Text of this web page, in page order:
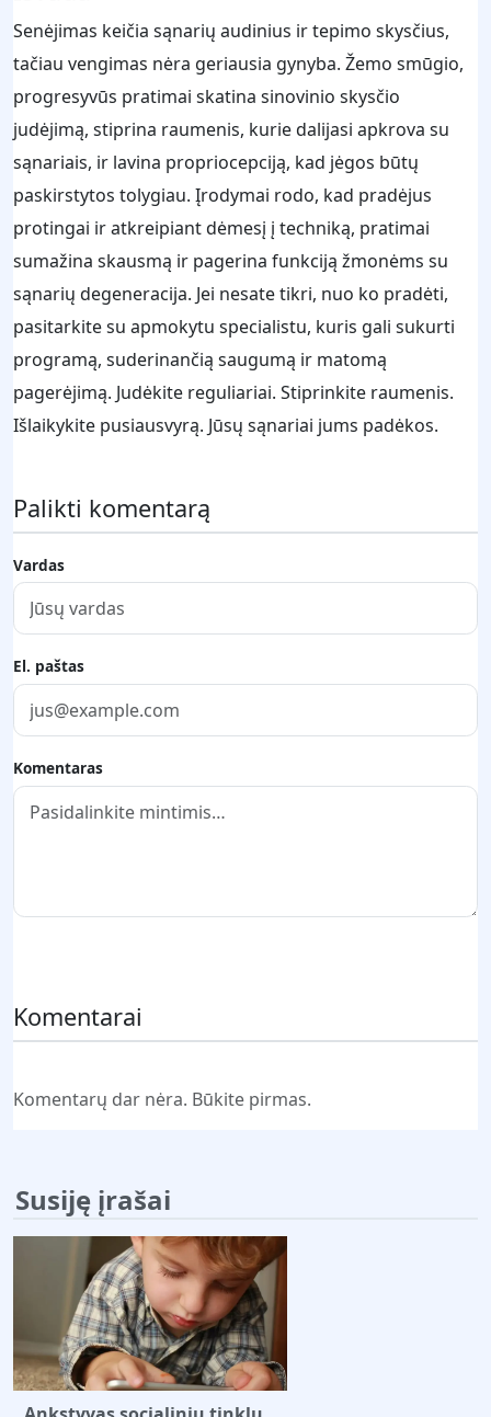
Senėjimas keičia sąnarių audinius ir tepimo skysčius,
tačiau vengimas nėra geriausia gynyba. Žemo smūgio,
progresyvūs pratimai skatina sinovinio skysčio
judėjimą, stiprina raumenis, kurie dalijasi apkrova su
sąnariais, ir lavina propriocepciją, kad jėgos būtų
paskirstytos tolygiau. Įrodymai rodo, kad pradėjus
protingai ir atkreipiant dėmesį į techniką, pratimai
sumažina skausmą ir pagerina funkciją žmonėms su
sąnarių degeneracija. Jei nesate tikri, nuo ko pradėti,
pasitarkite su apmokytu specialistu, kuris gali sukurti
programą, suderinančią saugumą ir matomą
pagerėjimą. Judėkite reguliariai. Stiprinkite raumenis.
Išlaikykite pusiausvyrą. Jūsų sąnariai jums padėkos.
Palikti komentarą
Vardas
El. paštas
Komentaras
Komentarai
Komentarų dar nėra. Būkite pirmas.
Susiję įrašai